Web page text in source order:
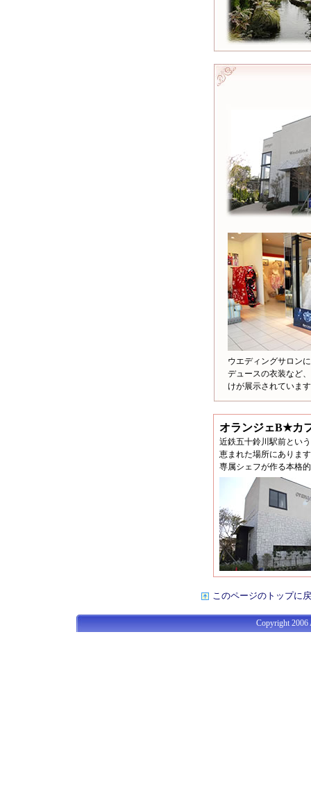
ウエディングサロン
デュースの衣装など
けが展示されていま
オランジェB★カ
近鉄五十鈴川駅前とい
恵まれた場所にありま
専属シェフが作る本格
このページのトップに
Copyright